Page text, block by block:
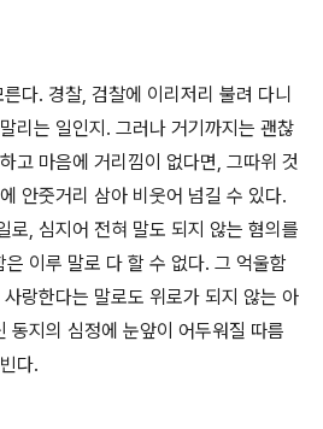
른다. 경찰, 검찰에 이리저리 불려 다니
리는 일인지 . 그러나 거기까지는 괜찮
고 마음에 거리낌이 없다면, 그따위 것
안줏거리 삼아 비웃어 넘길 수 있다.
로, 심지어 전혀 말도 되지 않는 혐의를
이루 말로 다 할 수 없다. 그 억울함
사랑한다는 말로도 위로가 되지 않는 아
동지의 심정에 눈앞이 어두워질 따름
다.